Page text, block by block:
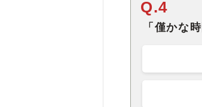
Q.4
「僅かな